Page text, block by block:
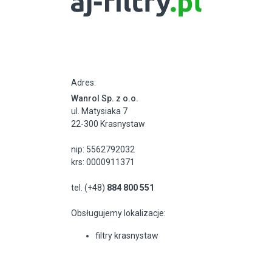
Adres:
Wanrol Sp. z o.o.
ul. Matysiaka 7
22-300 Krasnystaw
nip: 5562792032
krs: 0000911371
tel. (+48) 884 800 551
Obsługujemy lokalizacje:
filtry krasnystaw